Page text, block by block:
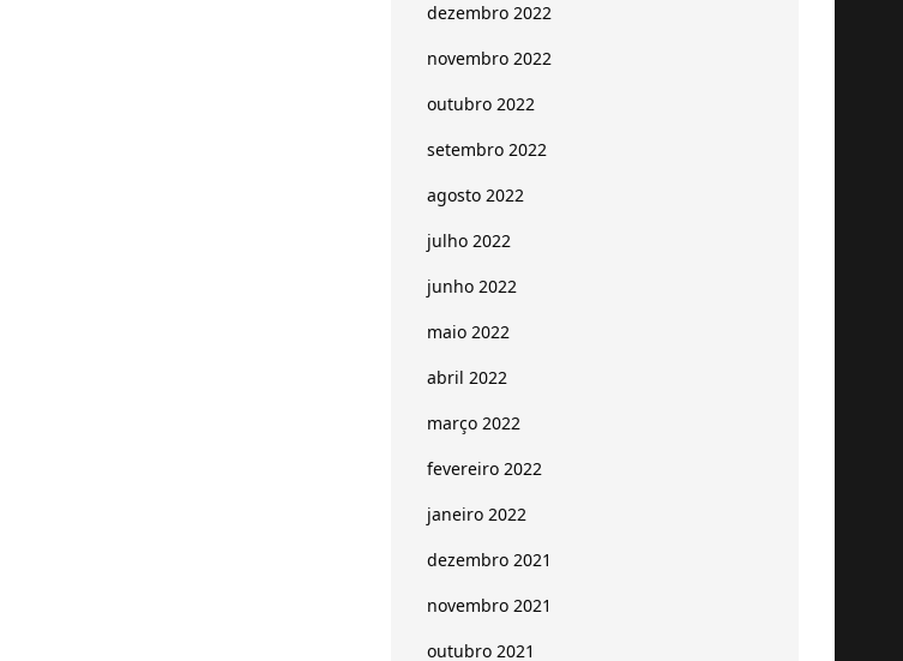
dezembro 2022
novembro 2022
outubro 2022
setembro 2022
agosto 2022
julho 2022
junho 2022
maio 2022
abril 2022
março 2022
fevereiro 2022
janeiro 2022
dezembro 2021
novembro 2021
outubro 2021